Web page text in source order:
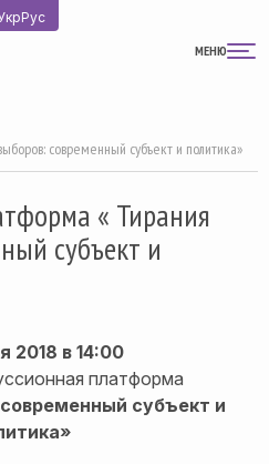
Рус
МЕНЮ
современный субъект и политика»
« Тирания
субъект и
2018 в 14:00
платформа
субъект и